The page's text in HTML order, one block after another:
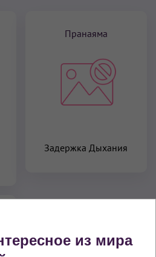
Пранаяма
Задержка Дыхания
из мира